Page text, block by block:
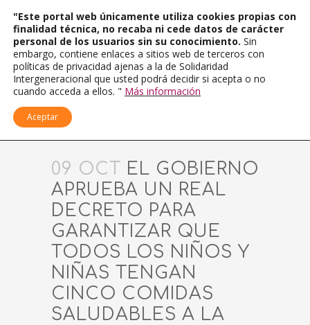
09 OCT
EL GOBIERNO
APRUEBA UN REAL
DECRETO PARA
GARANTIZAR QUE
TODOS LOS NIÑOS Y
NIÑAS TENGAN
CINCO COMIDAS
SALUDABLES A LA
"Este portal web únicamente utiliza cookies propias con
finalidad técnica, no recaba ni cede datos de carácter
personal de los usuarios sin su conocimiento. Sin
embargo, contiene enlaces a sitios web de terceros con
políticas de privacidad ajenas a la de Solidaridad
Intergeneracional que usted podrá decidir si acepta o no
cuando acceda a ellos. " Más información
Aceptar